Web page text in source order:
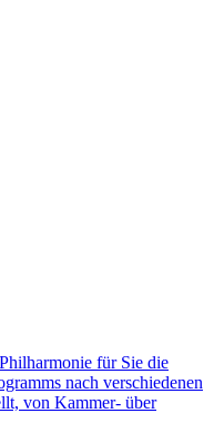
für Sie die
nach verschiedenen
von Kammer- über